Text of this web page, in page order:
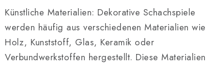
e
m
e
n
t
Künstliche Materialien: Dekorative Schachspiele
werden häufig aus verschiedenen Materialien wie
Holz, Kunststoff, Glas, Keramik oder
Verbundwerkstoffen hergestellt. Diese Materialien